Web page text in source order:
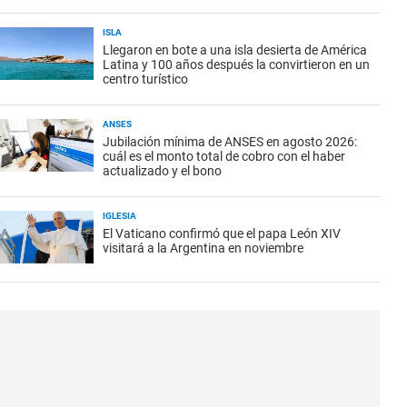
ISLA
Llegaron en bote a una isla desierta de América
Latina y 100 años después la convirtieron en un
centro turístico
ANSES
Jubilación mínima de ANSES en agosto 2026:
cuál es el monto total de cobro con el haber
actualizado y el bono
IGLESIA
El Vaticano confirmó que el papa León XIV
visitará a la Argentina en noviembre